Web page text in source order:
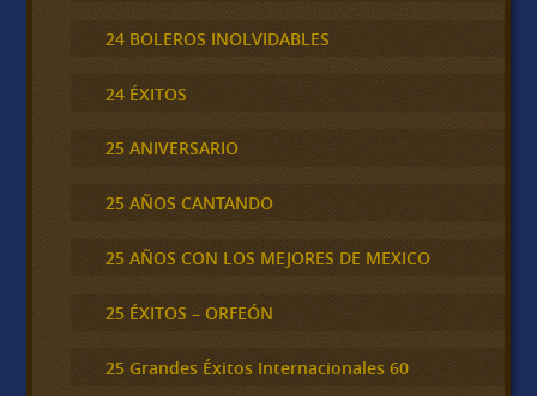
24 BOLEROS INOLVIDABLES
24 ÉXITOS
25 ANIVERSARIO
25 AÑOS CANTANDO
25 AÑOS CON LOS MEJORES DE MEXICO
25 ÉXITOS – ORFEÓN
25 Grandes Éxitos Internacionales 60